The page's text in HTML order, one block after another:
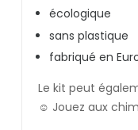
écologique
sans plastique
fabriqué en
Le kit peut
☺️ Jouez aux